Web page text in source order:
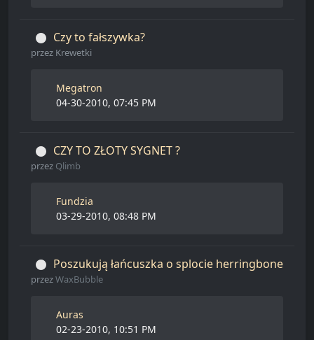
Czy to fałszywka?
przez Krewetki
Megatron
04-30-2010, 07:45 PM
CZY TO ZŁOTY SYGNET ?
przez Qlimb
Fundzia
03-29-2010, 08:48 PM
Poszukują łańcuszka o splocie herringbone
przezWaxBubble
Auras
02-23-2010, 10:51 PM